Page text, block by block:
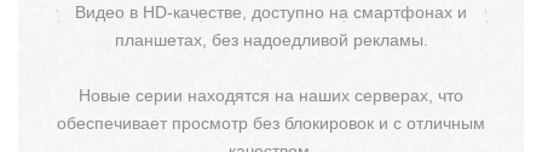
Видео в HD-качестве, доступно на смартфонах и
планшетах, без надоедливой рекламы.
Новые серии находятся на наших серверах, что
обеспечивает просмотр без блокировок и с отличным